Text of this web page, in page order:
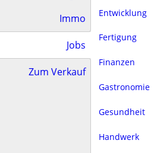
Immo
Jobs
Zum Verkauf
Entwicklung
Fertigung
Finanzen
Gastronomie
Gesundheit
Handwerk